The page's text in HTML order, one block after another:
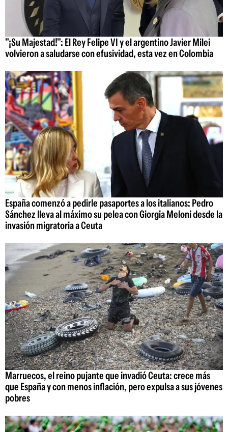
"¡Su Majestad!": El Rey Felipe VI y el argentino Javier Milei
volvieron a saludarse con efusividad, esta vez en Colombia
España comenzó a pedirle pasaportes a los italianos: Pedro
Sánchez lleva al máximo su pelea con Giorgia Meloni desde la
invasión migratoria a Ceuta
Marruecos, el reino pujante que invadió Ceuta: crece más
que España y con menos inflación, pero expulsa a sus jóvenes
pobres